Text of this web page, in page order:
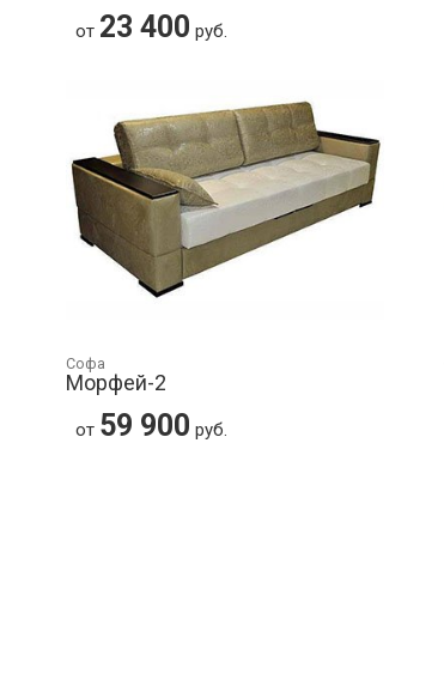
от 23 400 руб.
Софа
Морфей-2
от 59 900 руб.